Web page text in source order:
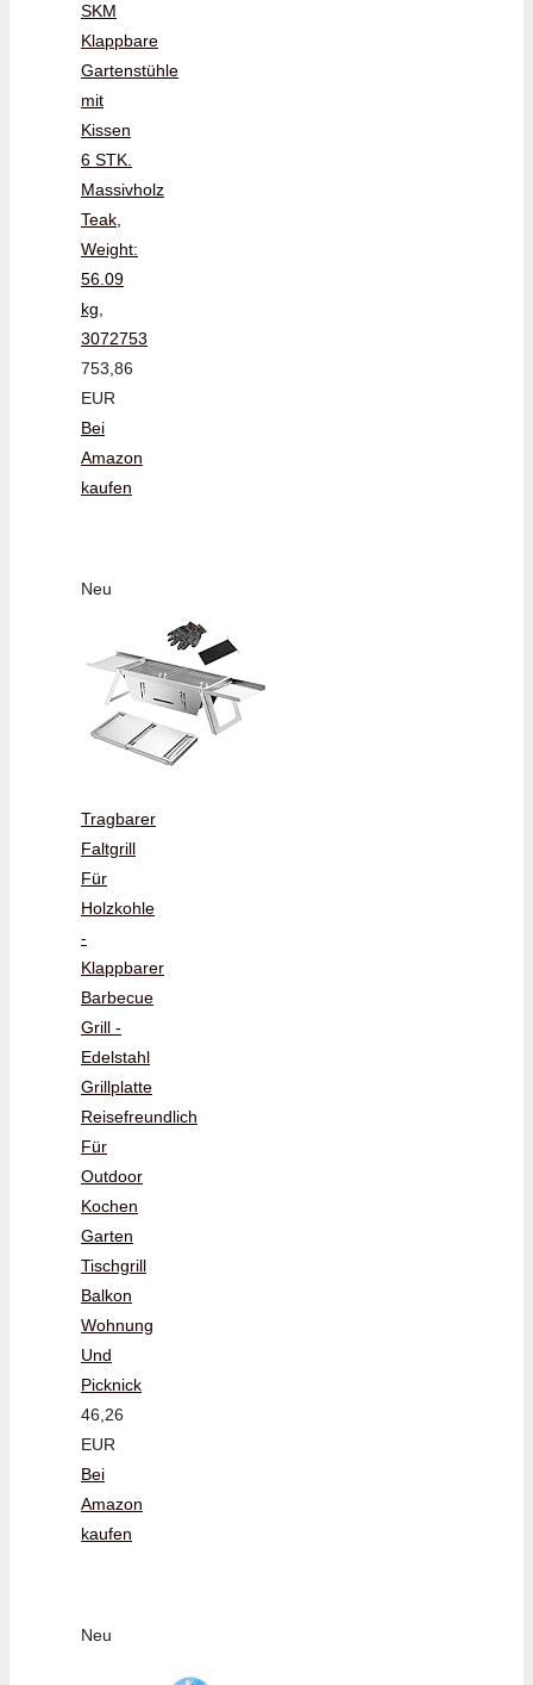
SKM
Klappbare
Gartenstühle
mit
Kissen
6 STK.
Massivholz
Teak,
Weight:
56.09
kg,
3072753
753,86
EUR
Bei
Amazon
kaufen
Neu
Tragbarer
Faltgrill
Für
Holzkohle
-
Klappbarer
Barbecue
Grill -
Edelstahl
Grillplatte
Reisefreundlich
Für
Outdoor
Kochen
Garten
Tischgrill
Balkon
Wohnung
Und
Picknick
46,26
EUR
Bei
Amazon
kaufen
Neu